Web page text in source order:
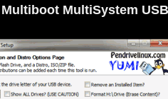
MultiSystem